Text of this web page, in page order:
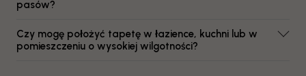
pasów?
Czy mogę położyć tapetę w łazience, kuchni lub w
pomieszczeniu o wysokiej wilgotności?